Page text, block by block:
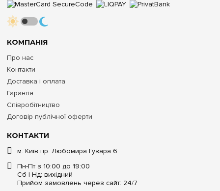
КОНТАКТИ
м. Київ пр. Любомира Гузара 6
Пн-Пт з 10:00 до 19:00
Сб | Нд: вихідний
Прийом замовлень через сайт: 24/7
КОМПАНІЯ
Про нас
Контакти
Доставка і оплата
Гарантія
Співробітництво
Договір публічної оферти